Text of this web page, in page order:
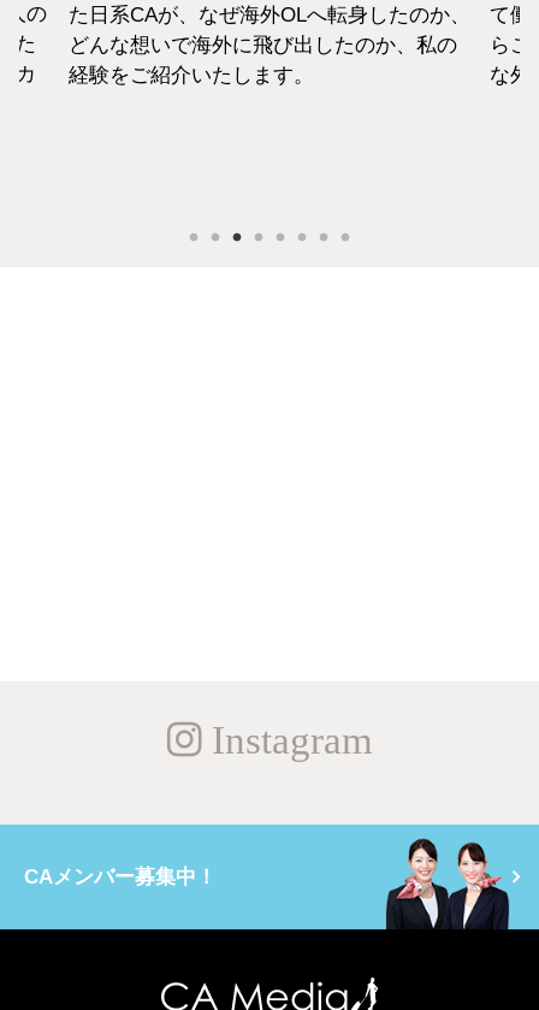
人の
た
カ
た日系CAが、なぜ海外OLへ転身したのか、
どんな想いで海外に飛び出したのか、私の
経験をご紹介いたします。
て働
らこ
な外
Instagram
CAメンバー募集中！